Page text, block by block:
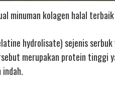
minuman kolagen halal
hydrolisate) sejenis
merupakan protein tinggi